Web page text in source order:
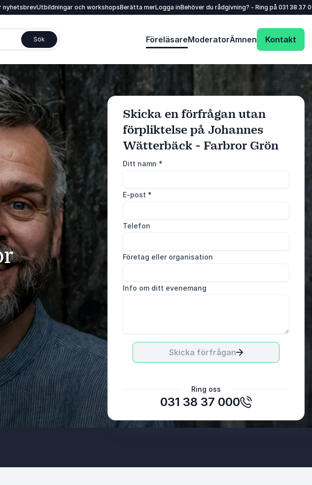
nyhetsbrevUtbildningar och workshopsBerätta merLogga inBehöver du rådgivning? - Ring på 031 38 37
Sök FöreläsareModeratorÄmnen Kontakt
Skicka en förfrågan utan
förpliktelse på Johannes
Wätterbäck - Farbror Grön
Ditt namn *
E-post *
Telefon
Företag eller organisation
Info om ditt evenemang
Skicka förfrågan
Ring oss
031 38 37 000
Jönköpings kommun